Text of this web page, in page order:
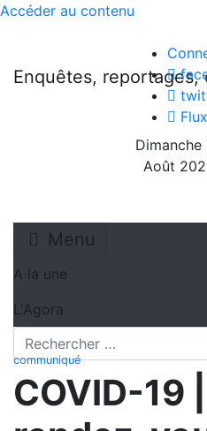
Accéder au contenu
Enquêtes,
Dimanche
Août
Menu
A la une
L'Agora
Recherche
communiqué
COVID-19